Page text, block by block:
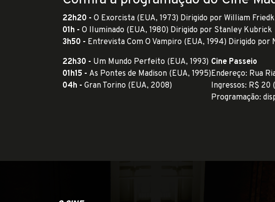
22h20 - O Exorcista (EUA, 1973) Dirigido por William
01h - O Iluminado (EUA, 1980) Dirigido por Stanley Kubrick
3h50 - Entrevista Com O Vampiro (EUA, 1994) Dirigido por
22h30 - Um Mundo Perfeito (EUA, 1993)
01h15 - As Pontes de Madison (EUA, 1995)
04h - Gran Torino (EUA, 2008)
Cine Passeio
Endereço: Rua
Ingressos: R$ 20
Programação: